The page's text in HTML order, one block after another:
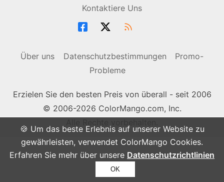
🍪 Um das beste Erlebnis auf unserer Website zu
gewährleisten, verwendet ColorMango Cookies.
Erfahren Sie mehr über unsere Datenschutzrichtlinien
OK
Kontaktiere Uns
Über uns Datenschutzbestimmungen
Promo-
Probleme
Erzielen Sie den besten Preis von überall - seit 2006
© 2006-2026 ColorMango.com, Inc.